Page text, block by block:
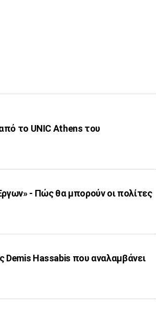
το UNIC Athens του
- Πώς θα μπορούν οι πολίτες
Demis Hassabis που αναλαμβάνει